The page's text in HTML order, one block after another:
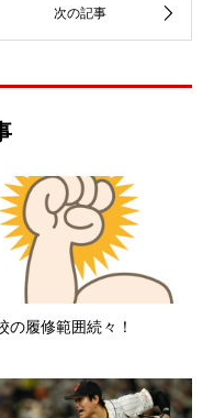
の履修範囲続々！